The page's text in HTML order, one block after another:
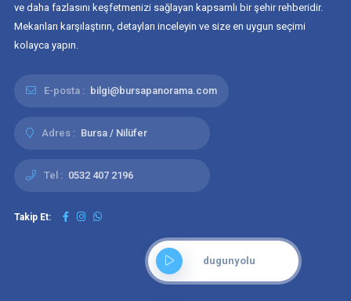
ve daha fazlasını keşfetmenizi sağlayan kapsamlı bir şehir rehberidir.
Mekanları karşılaştırın, detayları inceleyin ve size en uygun seçimi
kolayca yapın.
E-posta : bilgi@bursapanorama.com
Adres : Bursa / Nilüfer
Tel : 0532 407 2196
Takip Et:
dugunyolu